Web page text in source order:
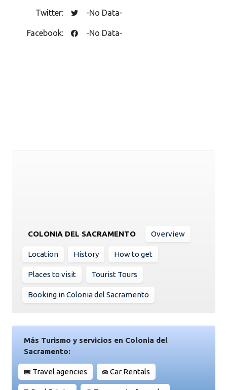
Twitter: -No Data-
Facebook: -No Data-
COLONIA DEL SACRAMENTO Overview
Location History How to get
Places to visit Tourist Tours
Booking in Colonia del Sacramento
Más Turismo y servicios en Colonia del
Sacramento:
Travel agencies Car Rentals